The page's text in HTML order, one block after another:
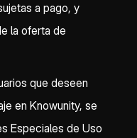
a pago, y
la oferta de
que deseen
en Knowunity, se
Especiales de Uso